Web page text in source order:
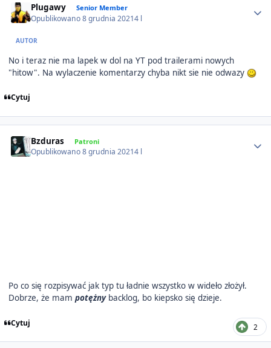
Plugawy Senior Member
Opublikowano8 grudnia 20214 l
AUTOR
No i teraz nie ma lapek w dol na YT pod trailerami nowych
"hitow". Na wylaczenie komentarzy chyba nikt sie nie odwazy
Cytuj
Bzduras Patroni
Opublikowano8 grudnia 20214 l
Po co się rozpisywać jak typ tu ładnie wszystko w wideło złożył.
Dobrze, że mam potężnybacklog, bo kiepsko się dzieje.
Cytuj 2